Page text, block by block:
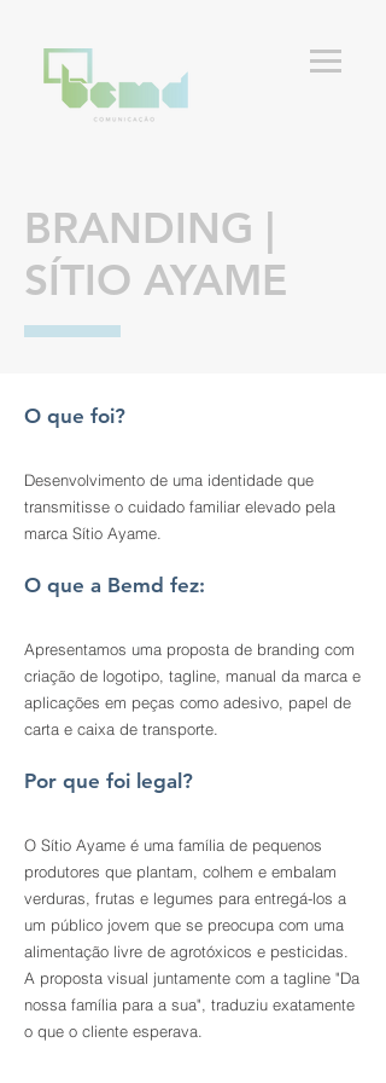
BRANDING |
SÍTIO AYAME
O que foi?
Desenvolvimento de uma identidade que
transmitisse o cuidado familiar elevado pela
marca Sítio Ayame.
O que a Bemd fez:
Apresentamos uma proposta de branding com
criação de logotipo, tagline, manual da marca e
aplicações em peças como adesivo, papel de
carta e caixa de transporte.
Por que foi legal?
O Sítio Ayame é uma família de pequenos
produtores que plantam, colhem e embalam
verduras, frutas e legumes para entregá-los a
um público jovem que se preocupa com uma
alimentação livre de agrotóxicos e pesticidas.
A proposta visual juntamente com a tagline "Da
nossa família para a sua", traduziu exatamente
o que o cliente esperava.